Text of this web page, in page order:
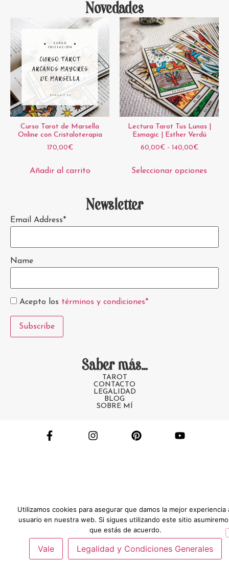
Novedades
Curso Tarot de Marsella
Online con Cristaloterapia
170,00€
Añadir al carrito
Lectura Tarot Tus Lunas |
Esmagic | Esther Verdú
60,00€ - 140,00€
Seleccionar opciones
Newsletter
Email Address*
Name
Acepto los términos y condiciones*
Saber más...
TAROT
CONTACTO
LEGALIDAD
BLOG
SOBRE MÍ
Utilizamos cookies para asegurar que damos la mejor experiencia
usuario en nuestra web. Si sigues utilizando este sitio
que estás de acuerdo.
Vale Legalidad y Condiciones Generales